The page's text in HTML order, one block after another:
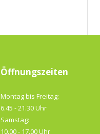
Öffnungszeiten
Montag bis Freitag:
6.45 - 21.30 Uhr
Samstag:
10.00 - 17.00 Uhr